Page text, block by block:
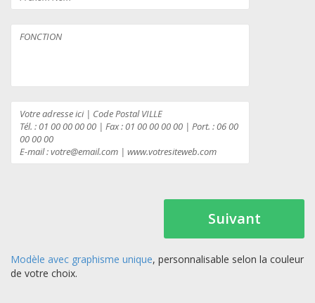
Suivant
Modèle avec graphisme unique, personnalisable selon la couleur
de votre choix.